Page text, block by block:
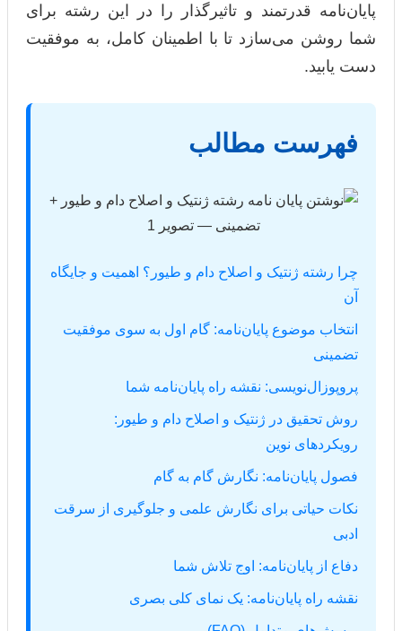
پایان‌نامه قدرتمند و تاثیرگذار را در این رشته برای
شما روشن می‌سازد تا با اطمینان کامل، به موفقیت
دست یابید.
فهرست مطالب
چرا رشته ژنتیک و اصلاح دام و طیور؟ اهمیت و جایگاه
آن
انتخاب موضوع پایان‌نامه: گام اول به سوی موفقیت
تضمینی
پروپوزال‌نویسی: نقشه راه پایان‌نامه شما
روش تحقیق در ژنتیک و اصلاح دام و طیور:
رویکردهای نوین
فصول پایان‌نامه: نگارش گام به گام
نکات حیاتی برای نگارش علمی و جلوگیری از سرقت
ادبی
دفاع از پایان‌نامه: اوج تلاش شما
نقشه راه پایان‌نامه: یک نمای کلی بصری